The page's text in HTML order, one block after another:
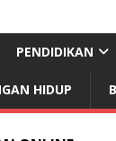
PENDIDIKAN
HIDUP